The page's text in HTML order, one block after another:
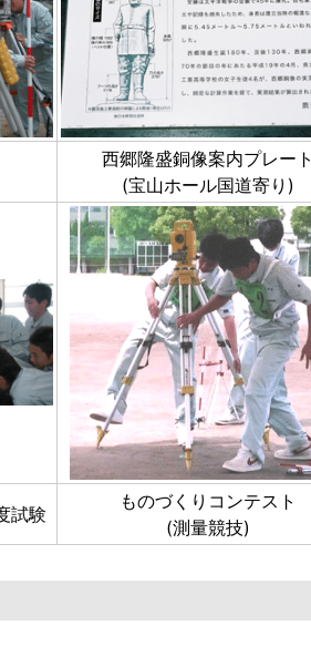
西郷隆盛銅像案内プレート
(宝山ホール国道寄り)
試験
ものづくりコンテスト
(測量競技)